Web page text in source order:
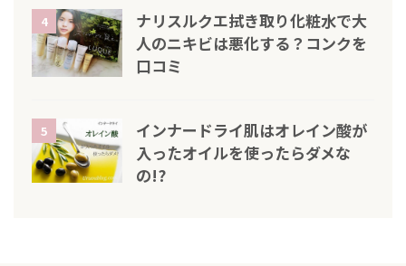
4
ナリスルクエ拭き取り化粧水で大
人のニキビは悪化する？コンクを
口コミ
5
インナードライ肌はオレイン酸が
入ったオイルを使ったらダメな
の!?